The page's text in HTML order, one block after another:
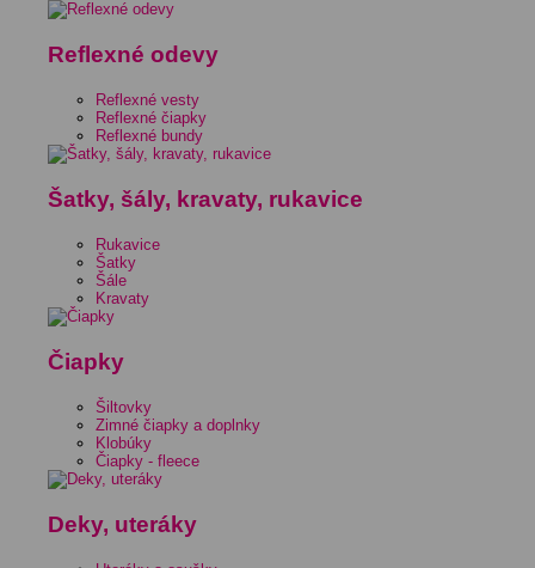
Reflexné odevy
Reflexné vesty
Reflexné čiapky
Reflexné bundy
Šatky, šály, kravaty, rukavice
Rukavice
Šatky
Šále
Kravaty
Čiapky
Šiltovky
Zimné čiapky a doplnky
Klobúky
Čiapky - fleece
Deky, uteráky